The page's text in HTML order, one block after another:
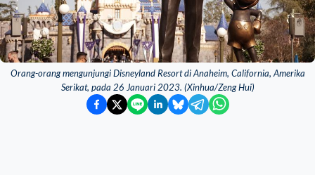
Orang-orang mengunjungi Disneyland Resort di Anaheim, California, Amerika
Serikat, pada 26 Januari 2023. (Xinhua/Zeng Hui)